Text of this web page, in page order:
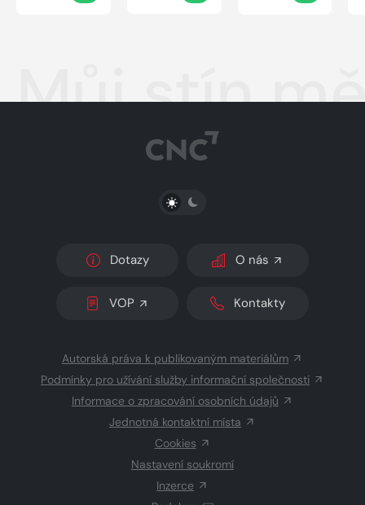
Můj stín
PŘEPNOUT SVĚTLÝ/TMAVÝ REŽIM
Dotazy O nás
VOP Kontakty
Autorská práva k publikovaným materiálům
Podmínky pro užívání služby informační společnosti
Informace o zpracování osobních údajů
Jednotná kontaktní místa
Cookies
Nastavení soukromí
Inzerce